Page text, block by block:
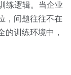
练逻辑。当企业
，问题往往不在
的训练环境中，